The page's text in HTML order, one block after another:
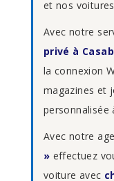
et nos
Avec notre
privé à
la connexion
magazines et
personnalisée
Avec notre
» effectuez
voiture avec